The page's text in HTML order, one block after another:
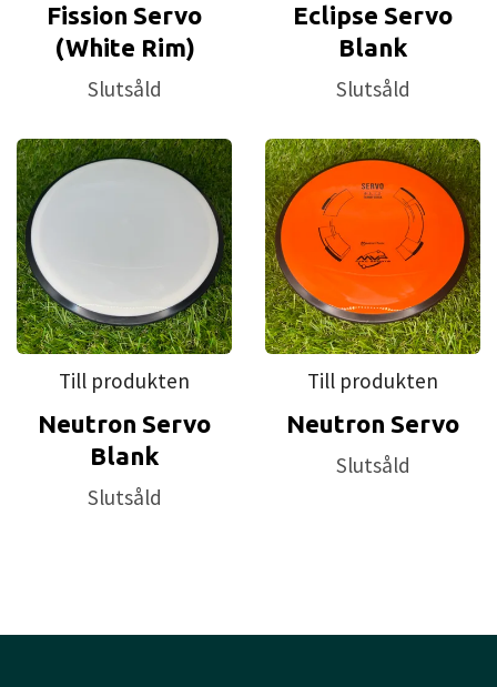
Fission Servo
(White Rim)
Slutsåld
Eclipse Servo
Blank
Slutsåld
Till produkten
Neutron Servo
Blank
Slutsåld
Till produkten
Neutron Servo
Slutsåld